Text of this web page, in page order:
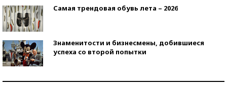
Самая трендовая обувь лета – 2026
Знаменитости и бизнесмены, добившиеся
успеха со второй попытки